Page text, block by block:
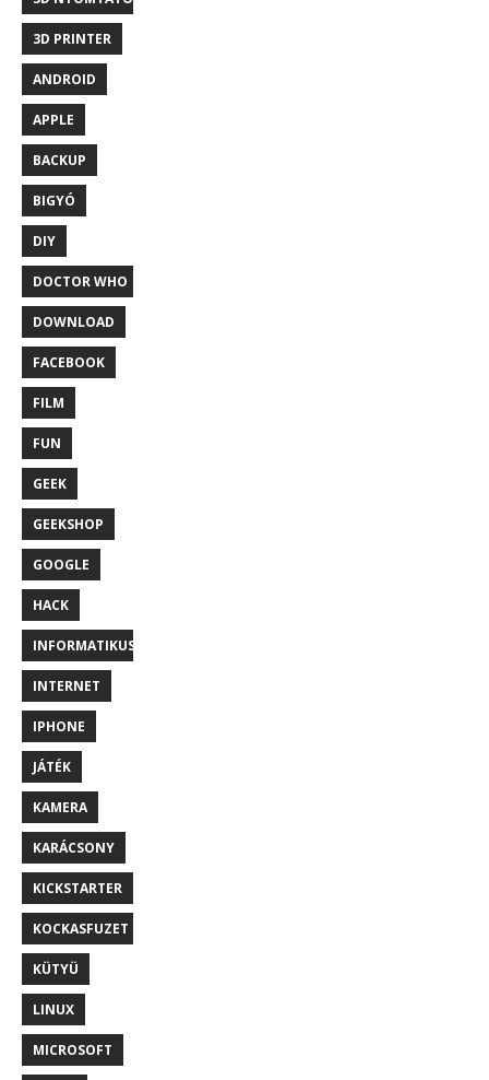
3D PRINTER
ANDROID
APPLE
BACKUP
BIGYÓ
DIY
DOCTOR WHO
DOWNLOAD
FACEBOOK
FILM
FUN
GEEK
GEEKSHOP
GOOGLE
HACK
INFORMATIKUS
INTERNET
IPHONE
JÁTÉK
KAMERA
KARÁCSONY
KICKSTARTER
KOCKASFUZET
KÜTYÜ
LINUX
MICROSOFT